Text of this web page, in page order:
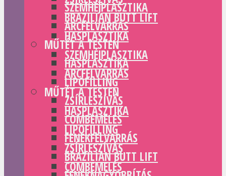
SZEMHÉJPLASZTIKA
ARCFELVARRÁS
MŰTÉT A TESTEN
HASPLASZTIKA
LIPOFILLING
ZSÍRLESZÍVÁS
COMBEMELÉS
FENÉKFELVARRÁS
BRAZILIAN BUTT LIFT
BRAZILIAN BUTT LIFT
HASPLASZTIKA
SZEMHÉJPLASZTIKA
ARCFELVARRÁS
MŰTÉT A TESTEN
HASPLASZTIKA
LIPOFILLING
ZSÍRLESZÍVÁS
COMBEMELÉS